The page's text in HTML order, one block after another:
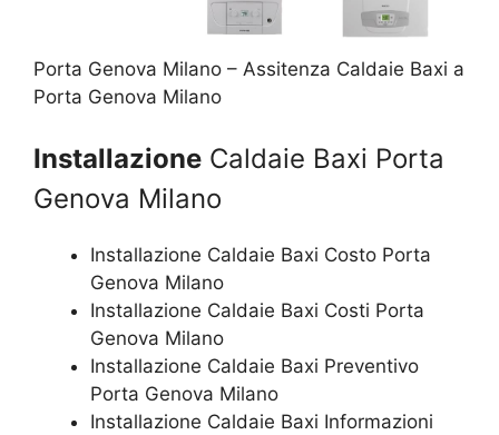
Porta Genova Milano – Assitenza Caldaie Baxi a
Porta Genova Milano
Installazione Caldaie Baxi Porta
Genova Milano
Installazione Caldaie Baxi Costo Porta
Genova Milano
Installazione Caldaie Baxi Costi Porta
Genova Milano
Installazione Caldaie Baxi Preventivo
Porta Genova Milano
Installazione Caldaie Baxi Informazioni